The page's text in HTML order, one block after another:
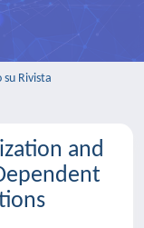
Rivista
and